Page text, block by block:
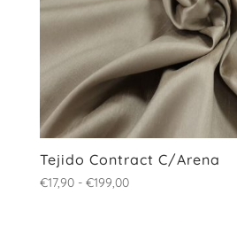
Tejido Contract C/Arena
€17,90 - €199,00Rango